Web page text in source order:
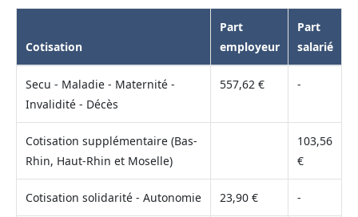
Cotisation
Part
employeur
Part
salarié
Secu - Maladie - Maternité -
Invalidité - Décès
557,62 € -
Cotisation supplémentaire (Bas-
Rhin, Haut-Rhin et Moselle)
103,56
€
Cotisation solidarité - Autonomie 23,90 € -